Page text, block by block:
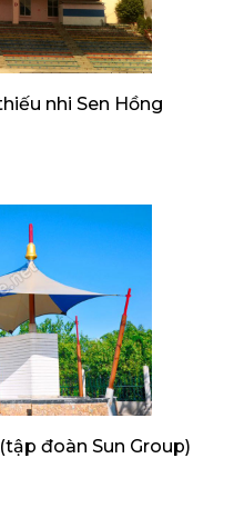
nhi Sen Hồng
đoàn Sun Group)